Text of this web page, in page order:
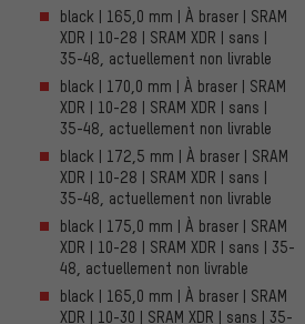
black | 165,0 mm | À braser | SRAM
XDR | 10-28 | SRAM XDR | sans |
35-48, actuellement non livrable
black | 170,0 mm | À braser | SRAM
XDR | 10-28 | SRAM XDR | sans |
35-48, actuellement non livrable
black | 172,5 mm | À braser | SRAM
XDR | 10-28 | SRAM XDR | sans |
35-48, actuellement non livrable
black | 175,0 mm | À braser | SRAM
XDR | 10-28 | SRAM XDR | sans | 35-
48, actuellement non livrable
black | 165,0 mm | À braser | SRAM
XDR | 10-30 | SRAM XDR | sans | 35-